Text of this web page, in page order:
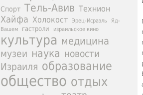
Спорт Тель-Авив Технион
Хайфа Холокост Эрец-Исраэль
Яд-
Вашем
гастроли израильское кино
культура медицина
музеи наука новости
Израиля образование
общество отдых